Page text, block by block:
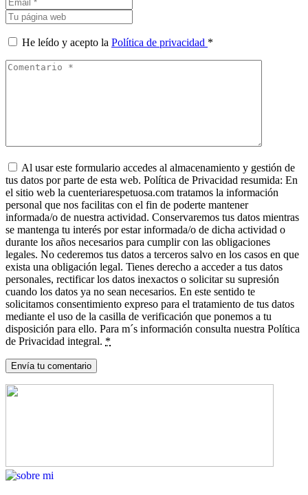
He leído y acepto la Política de privacidad *
Al usar este formulario accedes al almacenamiento y gestión de
tus datos por parte de esta web. Política de Privacidad resumida: En
el sitio web la cuenteriarespetuosa.com tratamos la información
personal que nos facilitas con el fin de poderte mantener
informada/o de nuestra actividad. Conservaremos tus datos mientras
se mantenga tu interés por estar informada/o de dicha actividad o
durante los años necesarios para cumplir con las obligaciones
legales. No cederemos tus datos a terceros salvo en los casos en que
exista una obligación legal. Tienes derecho a acceder a tus datos
personales, rectificar los datos inexactos o solicitar su supresión
cuando los datos ya no sean necesarios. En este sentido te
solicitamos consentimiento expreso para el tratamiento de tus datos
mediante el uso de la casilla de verificación que ponemos a tu
disposición para ello. Para m´s información consulta nuestra Política
de Privacidad integral. *